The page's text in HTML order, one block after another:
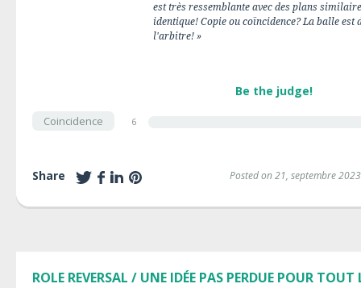
est très ressemblante avec des plans
identique! Copie ou coïncidence? La balle est
l'arbitre! »
Be the judge!
Coincidence 6
Share Posted on 21, septembre 2023
ROLE REVERSAL / UNE IDÉE PAS PERDUE POUR TOUT